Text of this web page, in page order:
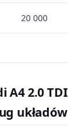
20 000
2.0
układów